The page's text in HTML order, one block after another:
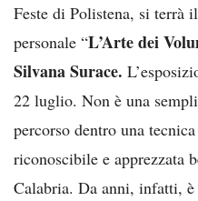
Feste di Polistena, si terrà
personale “L’Arte dei
Silvana Surace.
22 luglio. Non è una
percorso dentro una
riconoscibile e apprezzata
Calabria. Da anni, infatti, è